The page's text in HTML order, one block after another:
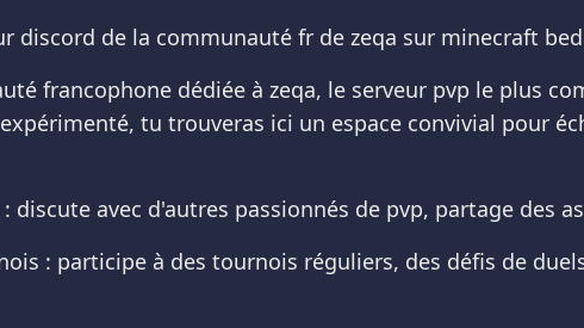
discord de la communauté fr de zeqa sur minecraft
francophone dédiée à zeqa, le serveur pvp le plus
tu trouveras ici un espace convivial pour
discute avec d'autres passionnés de pvp, partage des
: participe à des tournois réguliers, des défis de